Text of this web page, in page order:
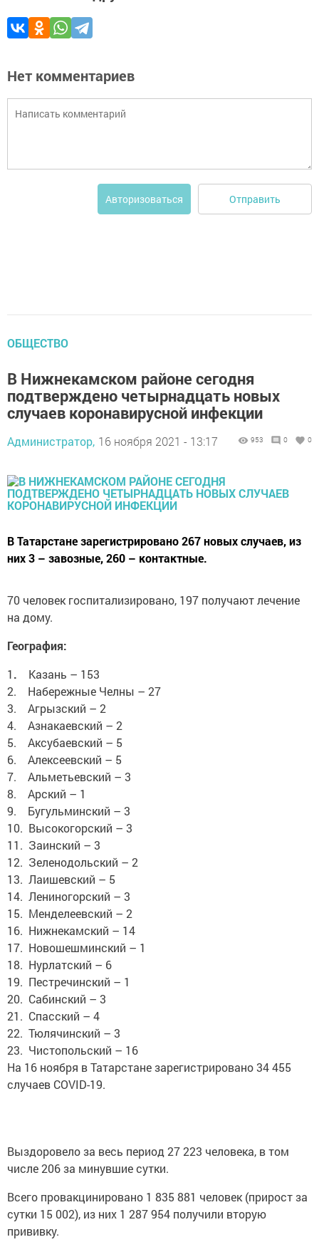
Нет комментариев
Авторизоваться Отправить
ОБЩЕСТВО
В Нижнекамском районе сегодня
подтверждено четырнадцать новых
случаев коронавирусной инфекции
Администратор, 16 ноября 2021 - 13:17 953 0 0
В Татарстане зарегистрировано 267 новых случаев, из
них 3 – завозные, 260 – контактные.
70 человек госпитализировано, 197 получают лечение
на дому.
География:
1.
Казань – 153
2.
Набережные Челны – 27
3.
Агрызский – 2
4.
Азнакаевский – 2
5. Аксубаевский – 5
6. Алексеевский – 5
7. Альметьевский – 3
8. Арский – 1
9. Бугульминский – 3
10. Высокогорский – 3
11. Заинский – 3
12. Зеленодольский – 2
13. Лаишевский – 5
14. Лениногорский – 3
15. Менделеевский – 2
16. Нижнекамский – 14
17. Новошешминский – 1
18. Нурлатский – 6
19. Пестречинский – 1
20. Сабинский – 3
21. Спасский – 4
22. Тюлячинский – 3
23. Чистопольский – 16
На 16 ноября в Татарстане зарегистрировано 34 455
случаев COVID-19.
Выздоровело за весь период 27 223 человека, в том
числе 206 за минувшие сутки.
Всего провакцинировано 1 835 881 человек (прирост за
сутки 15 002), из них 1 287 954 получили вторую
прививку.